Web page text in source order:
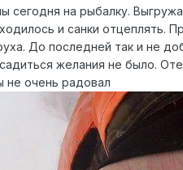
сегодня на рыбалку.
и санки отцеплять.
До последней так и не
желания не было.
не очень радовал